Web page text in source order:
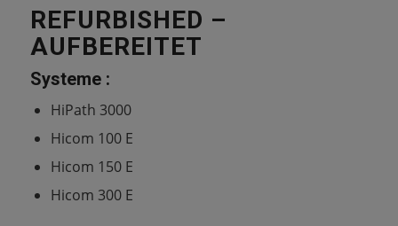
REFURBISHED –
AUFBEREITET
Systeme :
HiPath 3000
Hicom 100 E
Hicom 150 E
Hicom 300 E